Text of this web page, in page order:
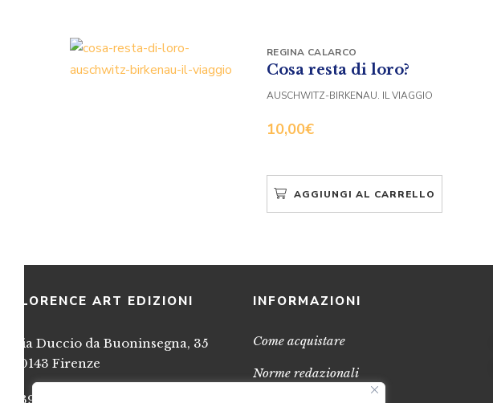
Cosa resta di loro?
10,00€
REGINA CALARCO
AUSCHWITZ-BIRKENAU. IL VIAGGIO
AGGIUNGI AL CARRELLO
FLORENCE ART EDIZIONI
Via Duccio da Buoninsegna, 35
50143 Firenze
+39 055 717248
INFORMAZIONI
Come acquistare
Norme redazionali